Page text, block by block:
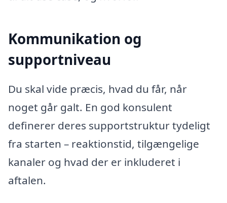
Kommunikation og
supportniveau
Du skal vide præcis, hvad du får, når
noget går galt. En god konsulent
definerer deres supportstruktur tydeligt
fra starten – reaktionstid, tilgængelige
kanaler og hvad der er inkluderet i
aftalen.